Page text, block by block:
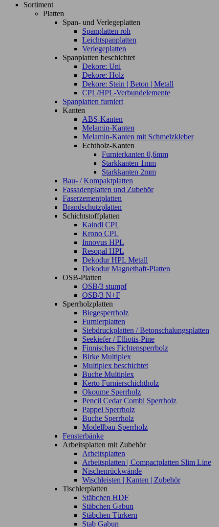
Sortiment
Platten
Span- und Verlegeplatten
Spanplatten roh
Leichtspanplatten
Verlegeplatten
Spanplatten beschichtet
Dekore: Uni
Dekore: Holz
Dekore: Stein | Beton | Metall
CPL/HPL-Verbundelemente
Spanplatten furniert
Kanten
ABS-Kanten
Melamin-Kanten
Melamin-Kanten mit Schmelzkleber
Echtholz-Kanten
Furnierkanten 0,6mm
Starkkanten 1mm
Starkkanten 2mm
Bau- / Kompaktplatten
Fassadenplatten und Zubehör
Faserzementplatten
Brandschutzplatten
Schichtstoffplatten
Kaindl CPL
Krono CPL
Innovus HPL
Resopal HPL
Dekodur HPL Metall
Dekodur Magnethaft-Platten
OSB-Platten
OSB/3 stumpf
OSB/3 N+F
Sperrholzplatten
Biegesperrholz
Furnierplatten
Siebdruckplatten / Betonschalungsplatten
Seekiefer / Elliotis-Pine
Finnisches Fichtensperrholz
Birke Multiplex
Multiplex beschichtet
Buche Multiplex
Kerto Furnierschichtholz
Okoume Sperrholz
Pencil Cedar Combi Sperrholz
Pappel Sperrholz
Buche Sperrholz
Modellbau-Sperrholz
Fensterbänke
Arbeitsplatten mit Zubehör
Arbeitsplatten
Arbeitsplatten | Compactplatten Slim Line
Nischenrückwände
Wischleisten | Kanten | Zubehör
Tischlerplatten
Stäbchen HDF
Stäbchen Gabun
Stäbchen Türkern
Stab Gabun